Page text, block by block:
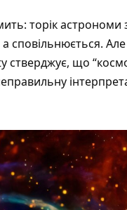
торік
стверджує, що